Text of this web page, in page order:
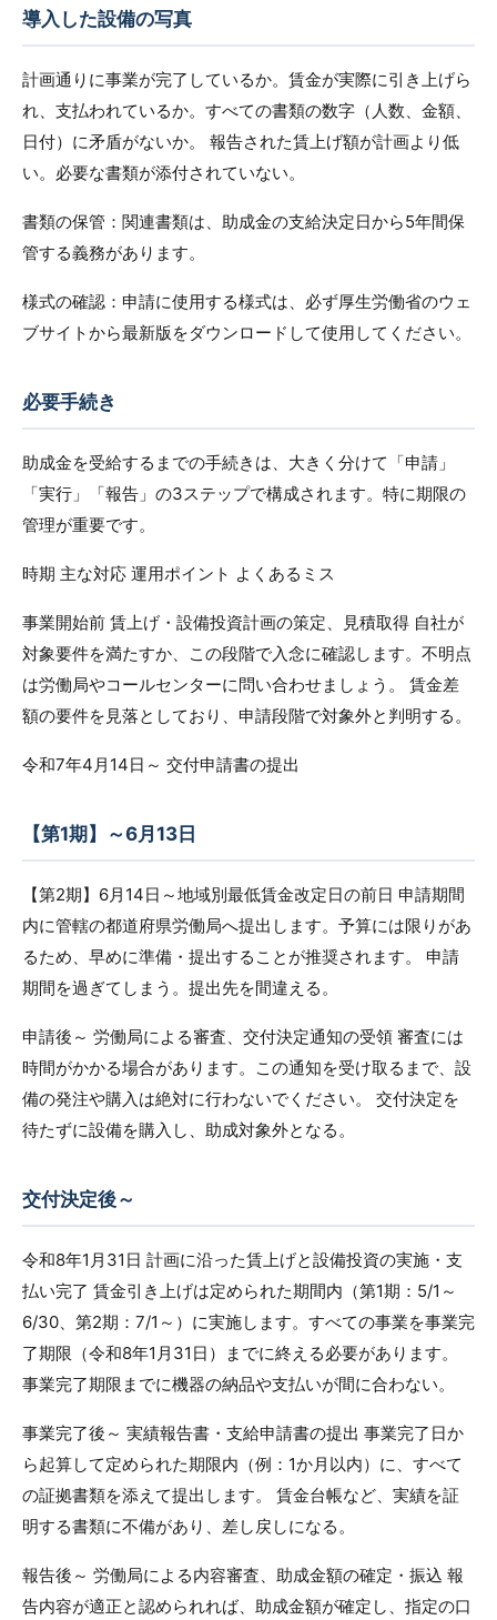
導入した設備の写真
計画通りに事業が完了しているか。賃金が実際に引き上げら
れ、支払われているか。すべての書類の数字（人数、金額、
日付）に矛盾がないか。 報告された賃上げ額が計画より低
い。必要な書類が添付されていない。
書類の保管：関連書類は、助成金の支給決定日から5年間保
管する義務があります。
様式の確認：申請に使用する様式は、必ず厚生労働省のウェ
ブサイトから最新版をダウンロードして使用してください。
必要手続き
助成金を受給するまでの手続きは、大きく分けて「申請」
「実行」「報告」の3ステップで構成されます。特に期限の
管理が重要です。
時期 主な対応 運用ポイント よくあるミス
事業開始前 賃上げ・設備投資計画の策定、見積取得 自社が
対象要件を満たすか、この段階で入念に確認します。不明点
は労働局やコールセンターに問い合わせましょう。 賃金差
額の要件を見落としており、申請段階で対象外と判明する。
令和7年4月14日～ 交付申請書の提出
【第1期】～6月13日
【第2期】6月14日～地域別最低賃金改定日の前日 申請期間
内に管轄の都道府県労働局へ提出します。予算には限りがあ
るため、早めに準備・提出することが推奨されます。 申請
期間を過ぎてしまう。提出先を間違える。
申請後～ 労働局による審査、交付決定通知の受領 審査には
時間がかかる場合があります。この通知を受け取るまで、設
備の発注や購入は絶対に行わないでください。 交付決定を
待たずに設備を購入し、助成対象外となる。
交付決定後～
令和8年1月31日 計画に沿った賃上げと設備投資の実施・支
払い完了 賃金引き上げは定められた期間内（第1期：5/1～
6/30、第2期：7/1～）に実施します。すべての事業を事業完
了期限（令和8年1月31日）までに終える必要があります。
事業完了期限までに機器の納品や支払いが間に合わない。
事業完了後～ 実績報告書・支給申請書の提出 事業完了日か
ら起算して定められた期限内（例：1か月以内）に、すべて
の証拠書類を添えて提出します。 賃金台帳など、実績を証
明する書類に不備があり、差し戻しになる。
報告後～ 労働局による内容審査、助成金額の確定・振込 報
告内容が適正と認められれば、助成金額が確定し、指定の口